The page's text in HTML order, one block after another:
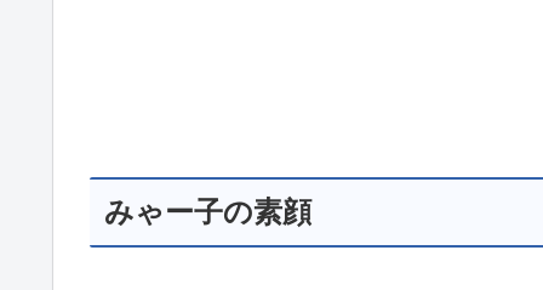
みゃー子の素顔